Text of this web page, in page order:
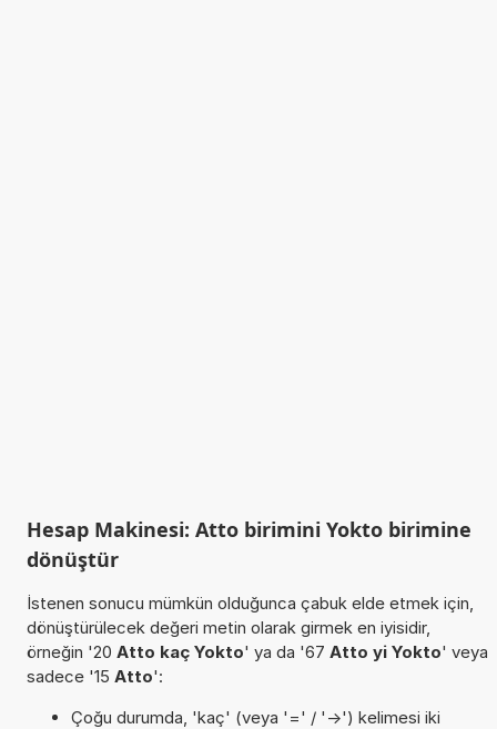
Hesap Makinesi: Atto birimini Yokto birimine
dönüştür
İstenen sonucu mümkün olduğunca çabuk elde etmek için,
dönüştürülecek değeri metin olarak girmek en iyisidir,
örneğin '20 Atto kaç Yokto' ya da '67 Atto yi Yokto' veya
sadece '15 Atto':
Çoğu durumda, 'kaç' (veya '=' / '->') kelimesi iki